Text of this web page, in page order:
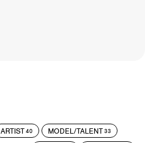
ARTIST40 MODEL/TALENT33